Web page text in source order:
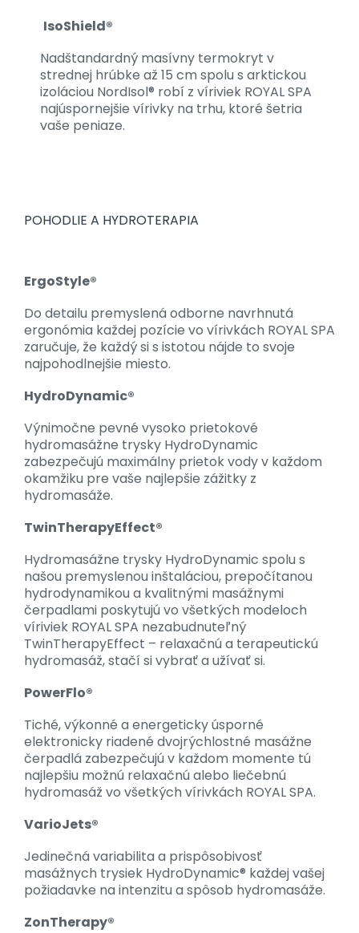
IsoShield®
Nadštandardný masívny termokryt v
strednej hrúbke až 15 cm spolu s arktickou
izoláciou NordIsol® robí z víriviek ROYAL SPA
najúspornejšie vírivky na trhu, ktoré šetria
vaše peniaze.
POHODLIE A HYDROTERAPIA
ErgoStyle®
Do detailu premyslená odborne navrhnutá
ergonómia každej pozície vo vírivkách ROYAL SPA
zaručuje, že každý si s istotou nájde to svoje
najpohodlnejšie miesto.
HydroDynamic®
Výnimočne pevné vysoko prietokové
hydromasážne trysky HydroDynamic
zabezpečujú maximálny prietok vody v každom
okamžiku pre vaše najlepšie zážitky z
hydromasáže.
TwinTherapyEffect®
Hydromasážne trysky HydroDynamic spolu s
našou premyslenou inštaláciou, prepočítanou
hydrodynamikou a kvalitnými masážnymi
čerpadlami poskytujú vo všetkých modeloch
víriviek ROYAL SPA nezabudnuteľný
TwinTherapyEffect – relaxačnú a terapeutickú
hydromasáž, stačí si vybrať a užívať si.
PowerFlo®
Tiché, výkonné a energeticky úsporné
elektronicky riadené dvojrýchlostné masážne
čerpadlá zabezpečujú v každom momente tú
najlepšiu možnú relaxačnú alebo liečebnú
hydromasáž vo všetkých vírivkách ROYAL SPA.
VarioJets®
Jedinečná variabilita a prispôsobivosť
masážnych trysiek HydroDynamic® každej vašej
požiadavke na intenzitu a spôsob hydromasáže.
ZonTherapy®